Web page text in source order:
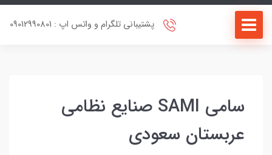
پشتیبانی تلگرام و واتس اپ : 09012990801
سامی SAMI صنایع نظامی
عربستان سعودی